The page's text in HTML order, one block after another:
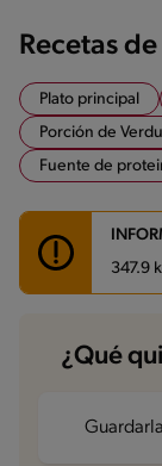
Recetas
Plato principal
Porción de
Fuente de
347.9
¿Qué
Guardarla